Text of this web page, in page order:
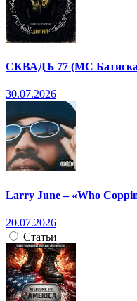
СКВАДЪ 77 (МС
30.07.2026
Larry June – «Who
20.07.2026
Статьи